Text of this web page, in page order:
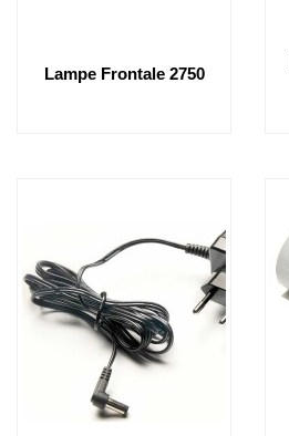
Lampe Frontale 2750